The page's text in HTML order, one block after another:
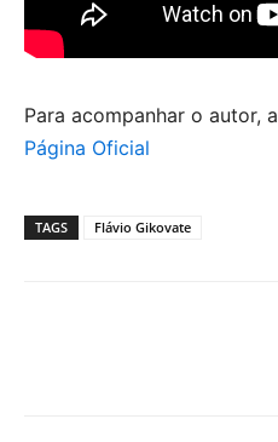
Para acompanhar o autor,
Página Oficial
TAGS Flávio Gikovate